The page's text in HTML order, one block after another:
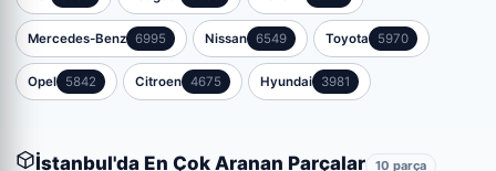
Mercedes-Benz 6995 Nissan 6549 Toyota 5970
Opel 5842 Citroen 4675 Hyundai 3981
İstanbul'da En Çok Aranan Parçalar 10 parça